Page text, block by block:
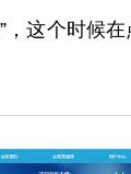
，这个时候